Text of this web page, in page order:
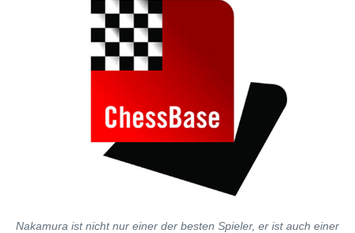
Nakamura ist nicht nur einer der besten Spieler, er ist auch einer